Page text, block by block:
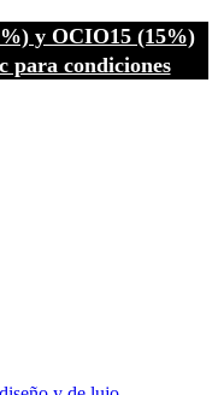
y OCIO15 (15%)
para condiciones